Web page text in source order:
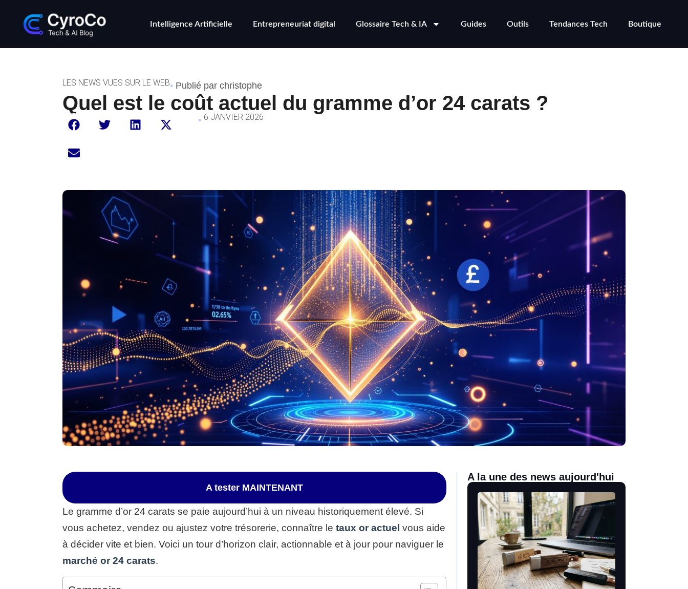
Intelligence Artificielle Entrepreneuriat digital Glossaire Tech & IA Guides Outils Tendances Tech Boutique
LES NEWS VUES SUR LE WEB• Publié par christophe
Quel est le coût actuel du gramme d’or 24 carats ?
• 6 JANVIER 2026
A tester MAINTENANT
Le gramme d’or 24 carats se paie aujourd’hui à un niveau historiquement élevé. Si
vous achetez, vendez ou ajustez votre trésorerie, connaître le taux or actuel vous aide
à décider vite et bien. Voici un tour d’horizon clair, actionnable et à jour pour naviguer le
marché or 24 carats.
A la une des news aujourd'hui